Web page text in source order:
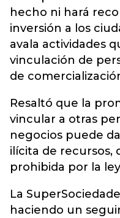
hecho ni hará
inversión a los
avala actividades
vinculación de
de
Resaltó que la
vincular a otras
negocios puede
ilícita de recursos,
prohibida por la
La
haciendo un